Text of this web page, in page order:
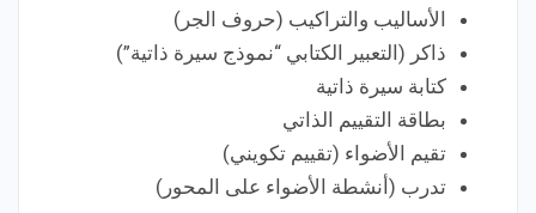
الأساليب والتراكيب (حروف الجر)
ذاكر (التعبير الكتابي “نموذج سيرة ذاتية”)
كتابة سيرة ذاتية
بطاقة التقييم الذاتي
تقيم الأضواء (تقييم تكويني)
تدرب (أنشطة الأضواء على المحور)